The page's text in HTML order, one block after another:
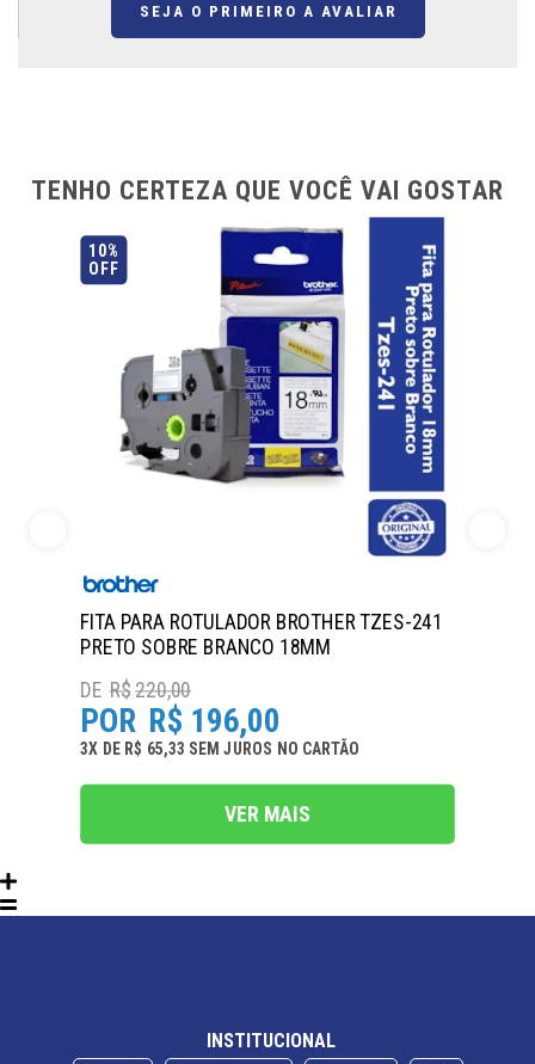
SEJA O PRIMEIRO A AVALIAR
TENHO CERTEZA QUE VOCÊ VAI GOSTAR
10%
OFF
FITA PARA ROTULADOR BROTHER TZES-241
PRETO SOBRE BRANCO 18MM
R$ 220,00
R$ 196,00
3X DE R$ 65,33 SEM JUROS NO CARTÃO
VER MAIS
INSTITUCIONAL